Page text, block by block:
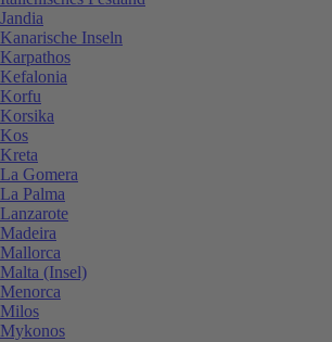
Jandia
Kanarische Inseln
Karpathos
Kefalonia
Korfu
Korsika
Kos
Kreta
La Gomera
La Palma
Lanzarote
Madeira
Mallorca
Malta (Insel)
Menorca
Milos
Mykonos